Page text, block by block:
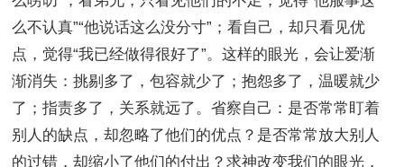
么不认真”“他说话这么没分寸”；看自己，却只看见优
点，觉得“我已经做得很好了”。这样的眼光，会让爱渐
渐消失：挑剔多了，包容就少了；抱怨多了，温暖就少
了；指责多了，关系就远了。省察自己：是否常常盯着
别人的缺点，却忽略了他们的优点？是否常常放大别人
的过错，却缩小了他们的付出？求神改变我们的眼光，